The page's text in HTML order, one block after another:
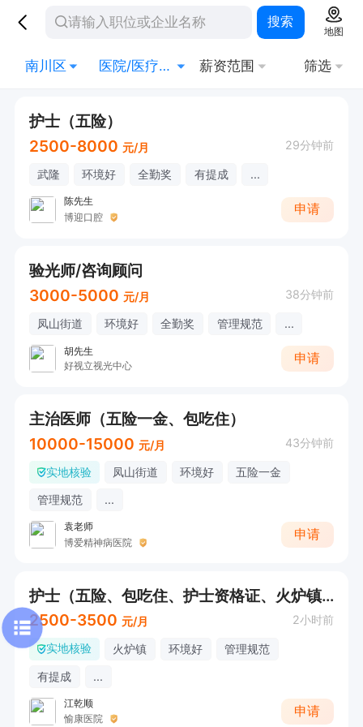
搜索
地图
南川区 医院/医疗/护理 薪资范围 筛选
护士（五险）
2500-8000 元/月 29分钟前
武隆 环境好 全勤奖 有提成 ...
陈先生
博迎口腔
申请
验光师/咨询顾问
3000-5000 元/月 38分钟前
凤山街道 环境好 全勤奖 管理规范 ...
胡先生
好视立视光中心
申请
主治医师（五险一金、包吃住）
10000-15000 元/月 43分钟前
实地核验 凤山街道 环境好
五险一金
管理规范
...
袁老师
博爱精神病医院
申请
护士（五险、包吃住、护士资格证、火炉镇）
2500-3500 元/月 2小时前
实地核验 火炉镇 环境好
管理规范
有提成
...
江乾顺
愉康医院
申请